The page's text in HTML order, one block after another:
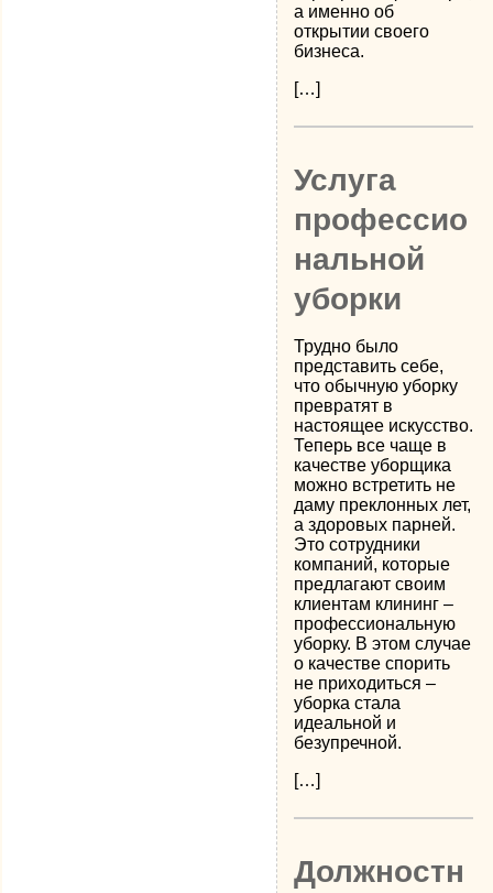
а именно об
открытии своего
бизнеса.
[…]
Услуга
профессио
нальной
уборки
Трудно было
представить себе,
что обычную уборку
превратят в
настоящее искусство.
Теперь все чаще в
качестве уборщика
можно встретить не
даму преклонных лет,
а здоровых парней.
Это сотрудники
компаний, которые
предлагают своим
клиентам клининг –
профессиональную
уборку. В этом случае
о качестве спорить
не приходиться –
уборка стала
идеальной и
безупречной.
[…]
Должностн